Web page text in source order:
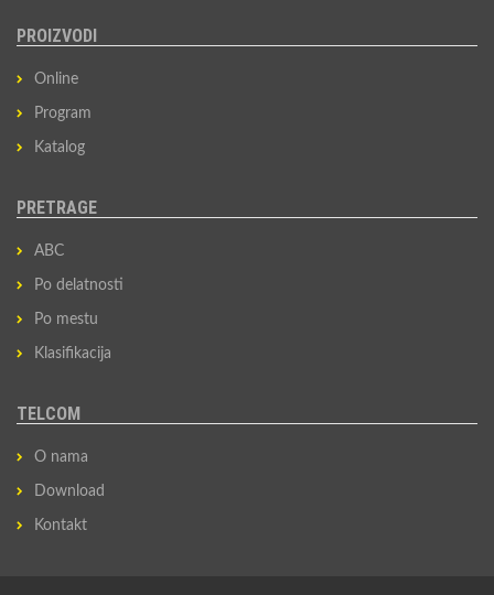
PROIZVODI
Online
Program
Katalog
PRETRAGE
ABC
Po delatnosti
Po mestu
Klasifikacija
TELCOM
O nama
Download
Kontakt